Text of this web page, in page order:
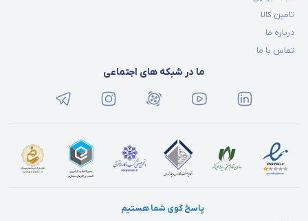
تامین کالا
درباره ما
تماس با ما
ما در شبکه های اجتماعی
پاسخ گوی شما هستیم